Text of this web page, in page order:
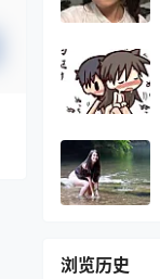
浏览历史